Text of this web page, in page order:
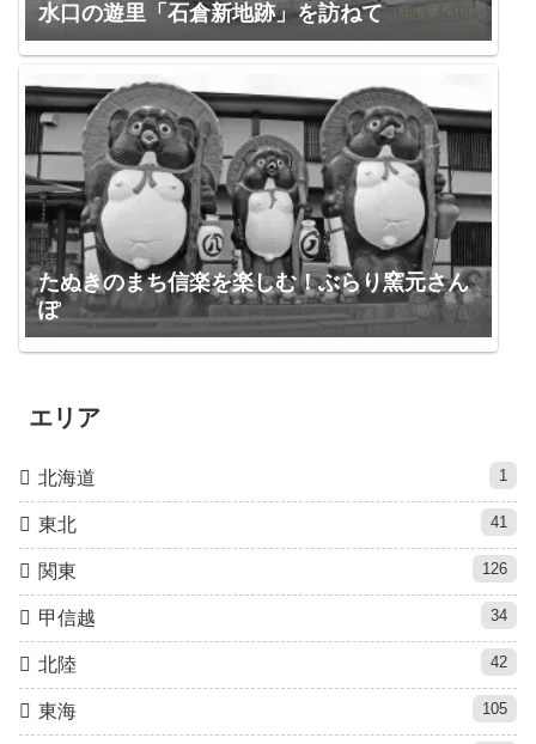
水口の遊里「石倉新地跡」を訪ねて
たぬきのまち信楽を楽しむ！ぶらり窯元さん
ぽ
エリア
北海道 1
東北 41
関東 126
甲信越 34
北陸 42
東海 105